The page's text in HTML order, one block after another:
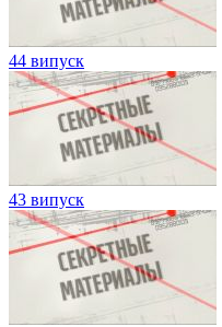
44 випуск
43 випуск